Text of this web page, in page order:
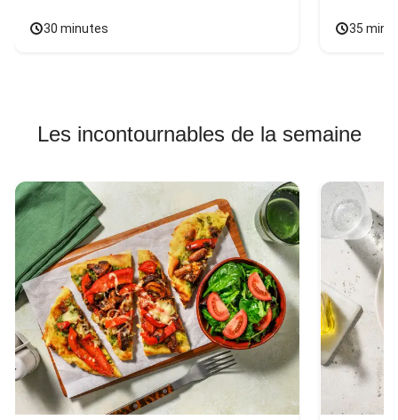
30 minutes 35
Les incontournables de la semaine